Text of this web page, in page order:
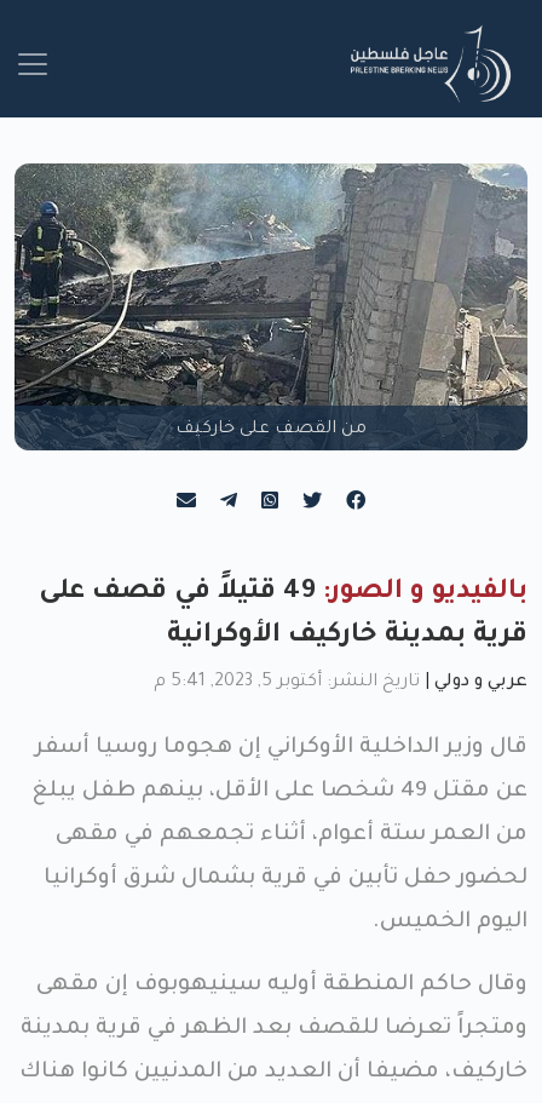
من القصف على خاركيف
بالفيديو و الصور:
49 قتيلاً في قصف على
قرية بمدينة خاركيف الأوكرانية
عربي و دولي تاريخ النشر: أكتوبر 5, 2023, 5:41 م
قال وزير الداخلية الأوكراني إن هجوما روسيا أسفر
عن مقتل 49 شخصا على الأقل، بينهم طفل يبلغ
من العمر ستة أعوام، أثناء تجمعهم في مقهى
لحضور حفل تأبين في قرية بشمال شرق أوكرانيا
اليوم الخميس.
وقال حاكم المنطقة أوليه سينيهوبوف إن مقهى
ومتجراً تعرضا للقصف بعد الظهر في قرية بمدينة
خاركيف، مضيفا أن العديد من المدنيين كانوا هناك